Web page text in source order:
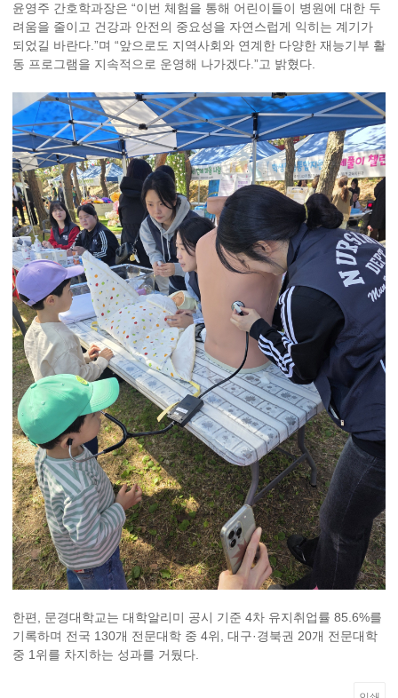
윤영주 간호학과장은 “이번 체험을 통해 어린이들이 병원에 대한 두
려움을 줄이고 건강과 안전의 중요성을 자연스럽게 익히는 계기가
되었길 바란다.”며 “앞으로도 지역사회와 연계한 다양한 재능기부 활
동 프로그램을 지속적으로 운영해 나가겠다.”고 밝혔다.
한편, 문경대학교는 대학알리미 공시 기준 4차 유지취업률 85.6%를
기록하며 전국 130개 전문대학 중 4위, 대구·경북권 20개 전문대학
중 1위를 차지하는 성과를 거뒀다.